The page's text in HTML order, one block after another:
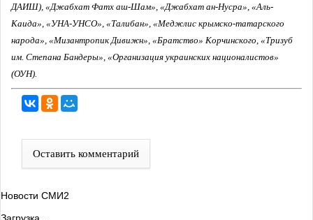
ДАИШ), «Джабхат Фатх аш-Шам», «Джабхат ан-Нусра», «Аль-
Каида», «УНА-УНСО», «Талибан», «Меджлис крымско-татарского
народа», «Мизантропик Дивижн», «Братство» Корчинского, «Тризуб
им. Степана Бандеры», «Организация украинских националистов»
(ОУН).
Оставить комментарий
Новости СМИ2